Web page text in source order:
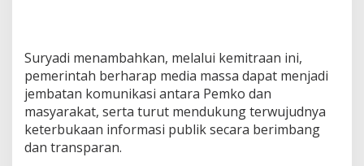
Suryadi menambahkan, melalui kemitraan ini,
pemerintah berharap media massa dapat menjadi
jembatan komunikasi antara Pemko dan
masyarakat, serta turut mendukung terwujudnya
keterbukaan informasi publik secara berimbang
dan transparan.